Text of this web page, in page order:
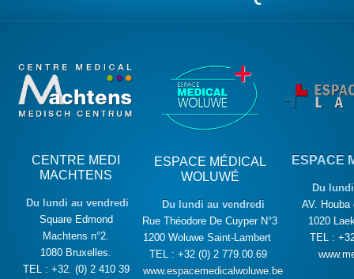
CENTRE MEDI
MACHTENS
Du lundi au vendredi
Square Edmond
Machtens n°2.
1080 Bruxelles.
TEL : +32. (0) 2 410 39
ESPACE MÉDICAL
WOLUWÉ
Du lundi au vendredi
Rue Théodore De Cuyper N°3
1200 Woluwe Saint-Lambert
TEL : +32 (0) 2 779.00.69
www.espacemedicalwoluwe.be
ESPACE
Du
AV. Houba
1020
TEL :